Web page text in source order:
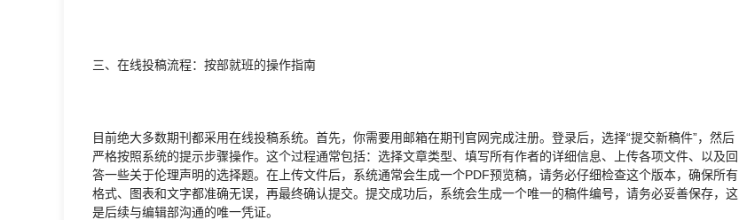
三、在线投稿流程：按部就班的操作指南
目前绝大多数期刊都采用在线投稿系统。首先，你需要用邮箱在期刊官网完成注册。登录后，选择“提交新稿件”，然后
严格按照系统的提示步骤操作。这个过程通常包括：选择文章类型、填写所有作者的详细信息、上传各项文件、以及回
答一些关于伦理声明的选择题。在上传文件后，系统通常会生成一个PDF预览稿，请务必仔细检查这个版本，确保所有
格式、图表和文字都准确无误，再最终确认提交。提交成功后，系统会生成一个唯一的稿件编号，请务必妥善保存，这
是后续与编辑部沟通的唯一凭证。